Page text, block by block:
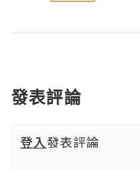
發表評論
登入發表評論